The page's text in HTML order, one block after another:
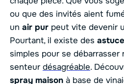
ou que des invités aient
un air pur peut vite devenir
Pourtant, il existe des
simples pour se
senteur désagréable.
spray maison à base de